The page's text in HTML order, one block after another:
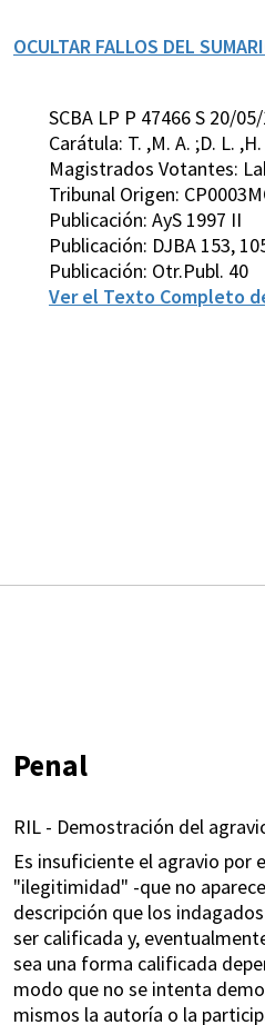
OCULTAR FALLOS DEL
SCBA LP P 47466 S 20/
Carátula: T. ,M. A. ;D. L.
Magistrados Votantes:
Tribunal Origen:
Publicación: AyS 1997 II
Publicación: DJBA 153,
Publicación: Otr.Publ. 40
Ver el Texto Completo
Penal
RIL - Demostración del
Es insuficiente el agravio por
"ilegitimidad" -que no
descripción que los
ser calificada y,
sea una forma calificada
modo que no se intenta
mismos la autoría o la